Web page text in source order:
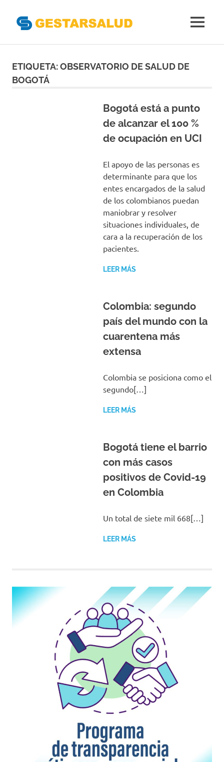
Gestoras
del
MENÚ
ETIQUETA:OBSERVATORIO DE SALUD DE
BOGOTÁ
Bogotá está a punto
de alcanzar el 100 %
de ocupación en UCI
El apoyo de las personas es
determinante para que los
entes encargados de la salud
de los colombianos puedan
maniobrar y resolver
situaciones individuales, de
cara a la recuperación de los
pacientes.
LEER MÁS
Colombia: segundo
país del mundo con la
cuarentena más
extensa
Colombia se posiciona como el
segundo[…]
LEER MÁS
Bogotá tiene el barrio
con más casos
positivos de Covid-19
en Colombia
Un total de siete mil 668[…]
LEER MÁS